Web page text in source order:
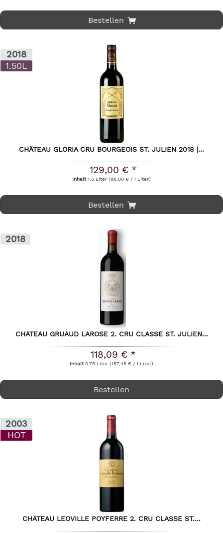
Bestellen
2018
1.50L
CHÂTEAU GLORIA CRU BOURGEOIS ST. JULIEN 2018 |...
129,00 € *
Inhalt1.5 Liter(86,00 € / 1 Liter)
Bestellen
2018
CHÂTEAU GRUAUD LAROSE 2. CRU CLASSÉ ST. JULIEN...
118,09 € *
Inhalt0.75 Liter(157,45 € / 1 Liter)
Bestellen
2003
HOT
CHÂTEAU LEOVILLE POYFERRE 2. CRU CLASSE ST....